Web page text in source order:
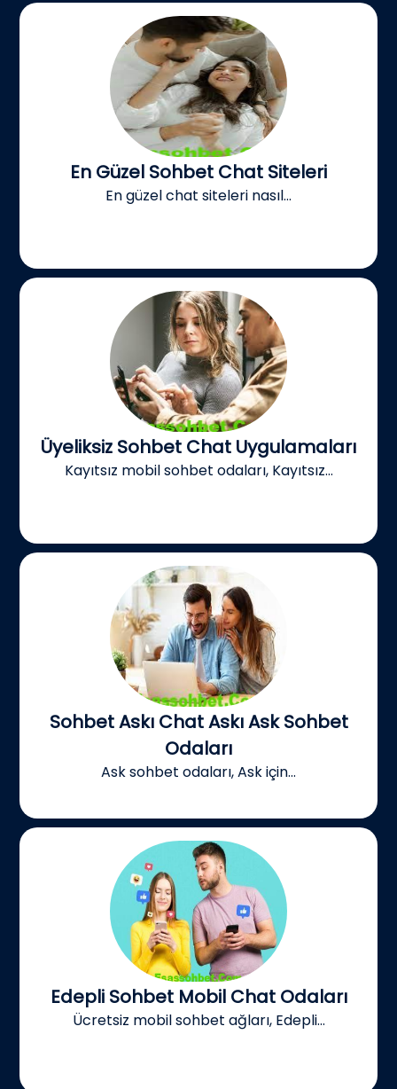
En Güzel Sohbet Chat Siteleri
En güzel chat siteleri nasıl...
Üyeliksiz Sohbet Chat Uygulamaları
Kayıtsız mobil sohbet odaları, Kayıtsız...
Sohbet Askı Chat Askı Ask Sohbet
Odaları
Ask sohbet odaları, Ask için...
Edepli Sohbet Mobil Chat Odaları
Ücretsiz mobil sohbet ağları, Edepli...